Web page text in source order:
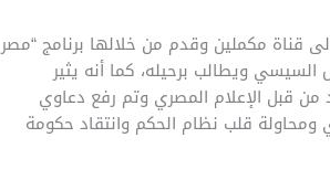
قناة مكملين وقدم من خلالها برنامج “مصر
السيسي ويطالب برحيله، كما أنه يثير
قبل الإعلام المصري وتم رفع دعاوي
قلب نظام الحكم وانتقاد حكومة